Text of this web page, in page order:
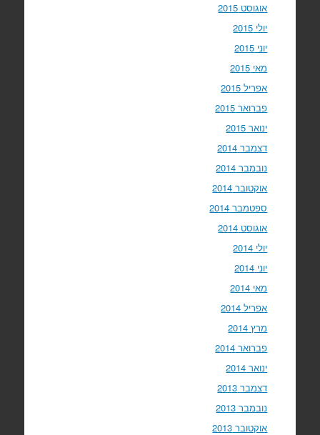
אוגוסט 2015
יולי 2015
יוני 2015
מאי 2015
אפריל 2015
פברואר 2015
ינואר 2015
דצמבר 2014
נובמבר 2014
אוקטובר 2014
ספטמבר 2014
אוגוסט 2014
יולי 2014
יוני 2014
מאי 2014
אפריל 2014
מרץ 2014
פברואר 2014
ינואר 2014
דצמבר 2013
נובמבר 2013
אוקטובר 2013